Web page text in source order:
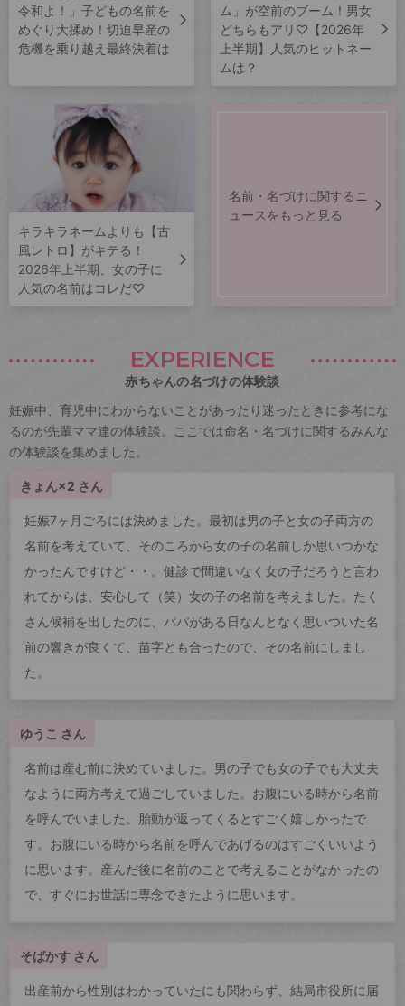
令和よ！」子どもの名前を
めぐり大揉め！切迫早産の
危機を乗り越え最終決着は
ム」が空前のブーム！男女
どちらもアリ♡【2026年
上半期】人気のヒットネー
ムは？
キラキラネームよりも【古
風レトロ】がキテる！
2026年上半期、女の子に
人気の名前はコレだ♡
名前・名づけに関するニ
ュースをもっと見る
EXPERIENCE
赤ちゃんの名づけの体験談
妊娠中、育児中にわからないことがあったり迷ったときに参考にな
るのが先輩ママ達の体験談。ここでは命名・名づけに関するみんな
の体験談を集めました。
きょん×2 さん
妊娠7ヶ月ごろには決めました。最初は男の子と女の子両方の
名前を考えていて、そのころから女の子の名前しか思いつかな
かったんですけど・・。健診で間違いなく女の子だろうと言わ
れてからは、安心して（笑）女の子の名前を考えました。たく
さん候補を出したのに、パパがある日なんとなく思いついた名
前の響きが良くて、苗字とも合ったので、その名前にしまし
た。
ゆうこ さん
名前は産む前に決めていました。男の子でも女の子でも大丈夫
なように両方考えて過ごしていました。お腹にいる時から名前
を呼んでいました。胎動が返ってくるとすごく嬉しかったで
す。お腹にいる時から名前を呼んであげるのはすごくいいよう
に思います。産んだ後に名前のことで考えることがなかったの
で、すぐにお世話に専念できたように思います。
そばかす さん
出産前から性別はわかっていたにも関わらず、結局市役所に届